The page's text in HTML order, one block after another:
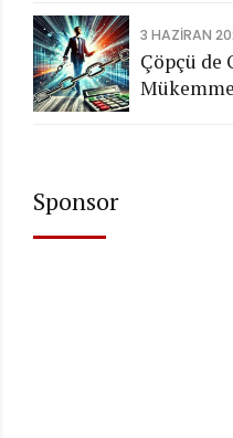
3 HAZIRAN
Çöpçü de
Sponsor